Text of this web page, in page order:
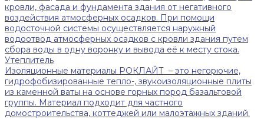
кровли, фасада и фундамента здания от негативного
воздействия атмосферных осадков. При помощи
водосточной системы осуществляется наружный
водоотвод атмосферных осадков с кровли здания путем
сбора воды в одну воронку и вывода её к месту стока.
Утеплитель
Изоляционные материалы РОКЛАЙТ – это негорючие,
гидрофобизированные тепло-, звукоизоляционные плиты
из каменной ваты на основе горных пород базальтовой
группы. Материал подходит для частного
домостроительства, коттеджей или малоэтажных зданий.